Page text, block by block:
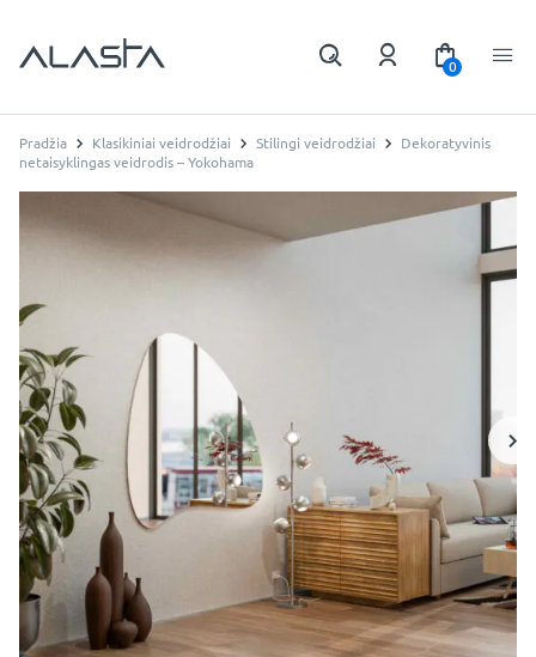
0
Pradžia Klasikiniai veidrodžiai Stilingi veidrodžiai
Dekoratyvinis
netaisyklingas veidrodis – Yokohama